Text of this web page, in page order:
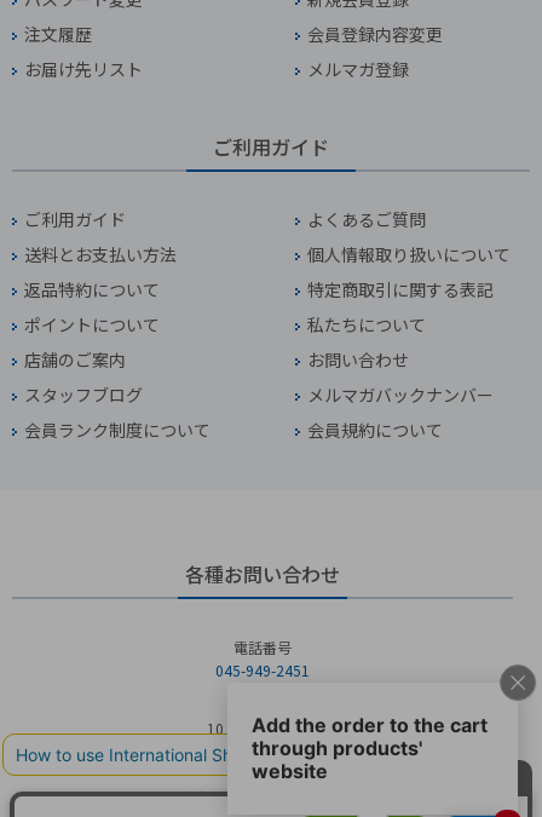
注文履歴
会員登録内容変更
お届け先リスト
メルマガ登録
ご利用ガイド
ご利用ガイド
よくあるご質問
送料とお支払い方法
個人情報取り扱いについて
返品特約について
特定商取引に関する表記
ポイントについて
私たちについて
店舗のご案内
お問い合わせ
スタッフブログ
メルマガバックナンバー
会員ランク制度について
会員規約について
各種お問い合わせ
電話番号
045-949-2451
10：00～19：00
定休日
年中無休（年末年始を除く）